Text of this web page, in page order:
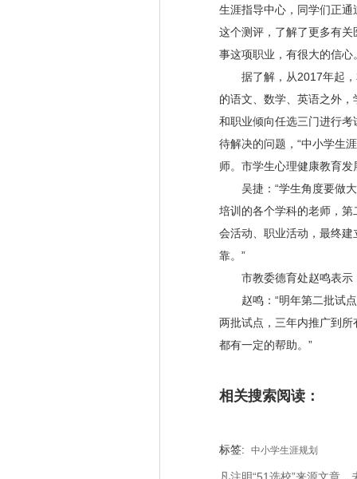
生涯指导中心，同学们正通
这个测评，了解了更多有
事这项职业，有很大的信心
据了解，从2017年起
的语文、数学、英语之外
和职业倾向任选三门进行
待解决的问题，“中小学生
师。市学生心理健康教育
吴捷：“学生角度要做
培训的各个学科的老师，
会活动、职业活动，最终
靠。”
市教委德育处赵鸣表
赵鸣：“明年第二批试
两批试点，三年内推广到
都有一定的帮助。”
相关搜索阅读：
标签: 中小学生涯规划